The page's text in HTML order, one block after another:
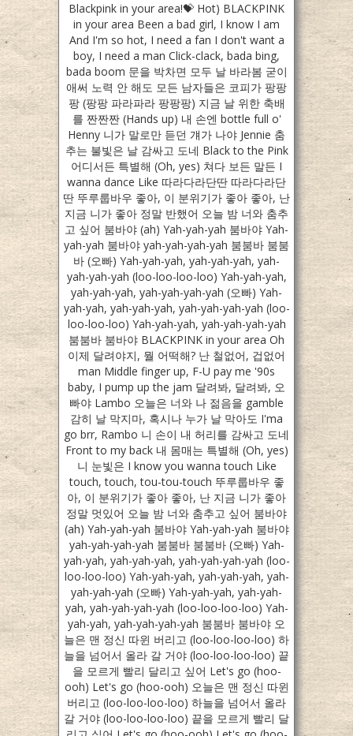
Blackpink in your area!💝 Hot) BLACKPINK
in your area Been a bad girl, I know I am
And I'm so hot, I need a fan I don't want a
boy, I need a man Click-clack, bada bing,
bada boom 문을 박차면 모두 날 바라봄 굳이
애써 노력 안 해도 모든 남자들은 코피가 팡팡
팡 (팡팡 파라파라 팡팡팡) 지금 날 위한 축배
를 짠짠짠 (Hands up) 내 손엔 bottle full o'
Henny 니가 말로만 듣던 걔가 나야 Jennie 춤
추는 불빛은 날 감싸고 도네 Black to the Pink
어디서든 특별해 (Oh, yes) 쳐다 보든 말든 I
wanna dance Like 따라다라단딴 따라다라단
딴 뚜루룹바우 좋아, 이 분위기가 좋아 좋아, 난
지금 니가 좋아 정말 반했어 오늘 밤 너와 춤추
고 싶어 붐바야 (ah) Yah-yah-yah 붐바야 Yah-
yah-yah 붐바야 yah-yah-yah-yah 붐붐바 붐붐
바 (오빠) Yah-yah-yah, yah-yah-yah, yah-
yah-yah-yah (loo-loo-loo-loo) Yah-yah-yah,
yah-yah-yah, yah-yah-yah-yah (오빠) Yah-
yah-yah, yah-yah-yah, yah-yah-yah-yah (loo-
loo-loo-loo) Yah-yah-yah, yah-yah-yah-yah
붐붐바 붐바야 BLACKPINK in your area Oh
이제 달려야지, 뭘 어떡해? 난 철없어, 겁없어
man Middle finger up, F-U pay me '90s
baby, I pump up the jam 달려봐, 달려봐, 오
빠야 Lambo 오늘은 너와 나 젊음을 gamble
감히 날 막지마, 혹시나 누가 날 막아도 I'ma
go brr, Rambo 니 손이 내 허리를 감싸고 도네
Front to my back 내 몸매는 특별해 (Oh, yes)
니 눈빛은 I know you wanna touch Like
touch, touch, tou-tou-touch 뚜루룹바우 좋
아, 이 분위기가 좋아 좋아, 난 지금 니가 좋아
정말 멋있어 오늘 밤 너와 춤추고 싶어 붐바야
(ah) Yah-yah-yah 붐바야 Yah-yah-yah 붐바야
yah-yah-yah-yah 붐붐바 붐붐바 (오빠) Yah-
yah-yah, yah-yah-yah, yah-yah-yah-yah (loo-
loo-loo-loo) Yah-yah-yah, yah-yah-yah, yah-
yah-yah-yah (오빠) Yah-yah-yah, yah-yah-
yah, yah-yah-yah-yah (loo-loo-loo-loo) Yah-
yah-yah, yah-yah-yah-yah 붐붐바 붐바야 오
늘은 맨 정신 따윈 버리고 (loo-loo-loo-loo) 하
늘을 넘어서 올라 갈 거야 (loo-loo-loo-loo) 끝
을 모르게 빨리 달리고 싶어 Let's go (hoo-
ooh) Let's go (hoo-ooh) 오늘은 맨 정신 따윈
버리고 (loo-loo-loo-loo) 하늘을 넘어서 올라
갈 거야 (loo-loo-loo-loo) 끝을 모르게 빨리 달